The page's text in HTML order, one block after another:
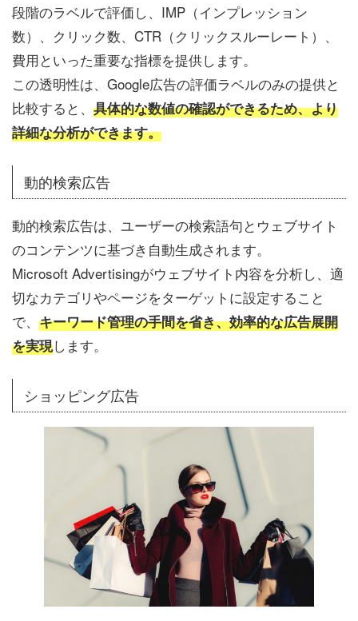
段階のラベルで評価し、IMP（インプレッション
数）、クリック数、CTR（クリックスルーレート）、
費用といった重要な指標を提供します。
この透明性は、Google広告の評価ラベルのみの提供と
比較すると、 具体的な数値の確認ができるため、より
詳細な分析ができます。
動的検索広告
動的検索広告は、ユーザーの検索語句とウェブサイト
のコンテンツに基づき自動生成されます。
Microsoft Advertisingがウェブサイト内容を分析し、適
切なカテゴリやページをターゲットに設定すること
で、 キーワード管理の手間を省き、効率的な広告展開
を実現します。
ショッピング広告